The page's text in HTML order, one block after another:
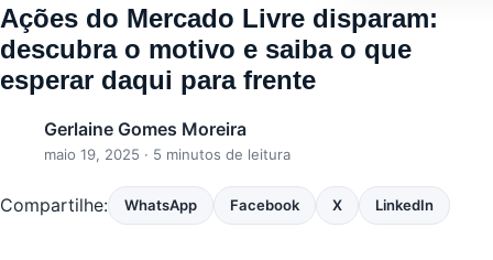
Ações do Mercado Livre disparam:
descubra o motivo e saiba o que
esperar daqui para frente
Gerlaine Gomes Moreira
maio 19, 2025 · 5 minutos de leitura
Compartilhe: WhatsApp Facebook X LinkedIn